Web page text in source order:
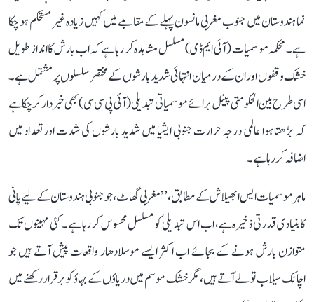
نما ہندوستان میں جنوب مغربی مانسون پہلے کے مقابلے میں کہیں زیادہ غیر مستحکم ہو چکا
ہے۔ محکمہ موسمیات (آئی ایم ڈی) مسلسل مشاہدہ کر رہا ہے کہ اب بارش کا انداز طویل
خشک وقفوں اور ان کے درمیان انتہائی شدید بارشوں کے مختصر سلسلوں پر مشتمل ہے۔
اسی طرح بین الحکومتی پینل برائے موسمیاتی تبدیلی (آئی پی سی سی) بھی خبردار کر چکا ہے
کہ بڑھتا ہوا عالمی درجہ حرارت جنوبی ایشیا میں شدید بارشوں کی شدت اور تعداد میں
اضافہ کر رہا ہے۔
ماہر موسمیات ایس ابھیلاش کے مطابق، ’’مغربی گھاٹ، جو جنوبی ہندوستان کے لیے پانی
کا بنیادی قدرتی ذخیرہ ہے، اب اس تبدیلی کو مسلسل محسوس کر رہا ہے۔ کئی مہینوں تک
متوازن بارش ہونے کے بجائے اب اکثر ایسے موسلادھار واقعات پیش آتے ہیں جو
اچانک سیلاب تو لے آتے ہیں، مگر خشک موسم میں دریاؤں کے بہاؤ کو برقرار رکھنے میں